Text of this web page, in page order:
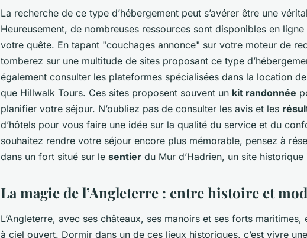
La recherche de ce type d’hébergement peut s’avérer être une
Heureusement, de nombreuses ressources sont disponibles en
votre quête. En tapant "couchages annonce" sur votre moteur de
tomberez sur une multitude de sites proposant ce type
également consulter les plateformes spécialisées dans la location
que Hillwalk Tours. Ces sites proposent souvent un kit randonnée
planifier votre séjour. N’oubliez pas de consulter les avis et les
d’hôtels pour vous faire une idée sur la qualité du service et du
souhaitez rendre votre séjour encore plus mémorable, pensez à
dans un fort situé sur le sentier du Mur d’Hadrien, un site
La magie de l’Angleterre : entre histoire et
L’Angleterre, avec ses châteaux, ses manoirs et ses forts maritimes,
à ciel ouvert. Dormir dans un de ces lieux historiques, c’est vivre